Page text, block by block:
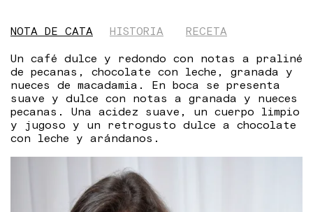
NOTA DE CATA HISTORIA
RECETA
Un café dulce y redondo con notas a praliné
de pecanas, chocolate con leche, granada y
nueces de macadamia. En boca se presenta
suave y dulce con notas a granada y nueces
pecanas. Una acidez suave, un cuerpo limpio
y jugoso y un retrogusto dulce a chocolate
con leche y arándanos.